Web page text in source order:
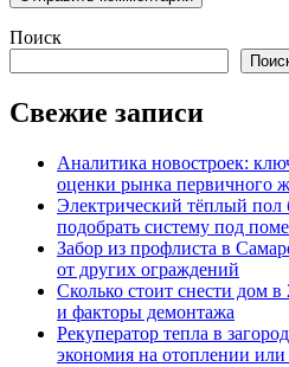
Поиск
Свежие записи
Аналитика новостроек:
оценки рынка первичного
Электрический тёплый пол
подобрать систему под
Забор из профлиста в
от других ограждений
Сколько стоит снести дом
и факторы демонтажа
Рекуператор тепла в
экономия на отоплении